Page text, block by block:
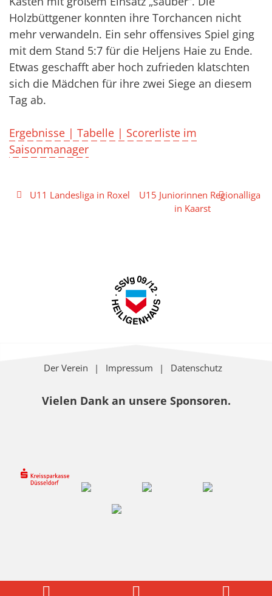
Holzbüttgener konnten ihre Torchancen nicht
mehr verwandeln. Ein sehr offensives Spiel ging
mit dem Stand 5:7 für die Heljens Haie zu Ende.
Etwas geschafft aber hoch zufrieden klatschten
sich die Mädchen für ihre zwei Siege an diesem
Tag ab.
Ergebnisse | Tabelle | Scorerliste im
Saisonmanager
Beitragsnavigation
U11 Landesliga in Roxel
U15 Juniorinnen Regionalliga
in Kaarst
Der Verein Impressum Datenschutz
Vielen Dank an unsere Sponsoren.